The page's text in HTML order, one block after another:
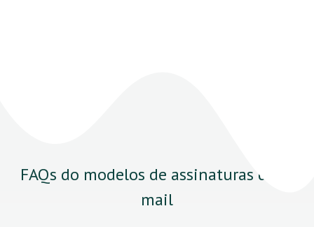
FAQs do modelos de assinaturas de e-
mail